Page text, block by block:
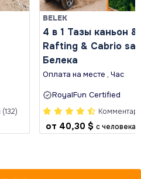
BELEK
4 в 1 Тазы каньон &
Rafting & Cabrio
Белека
Оплата на месте , Час
RoyalFun Certified
от 40,30 $ с человека